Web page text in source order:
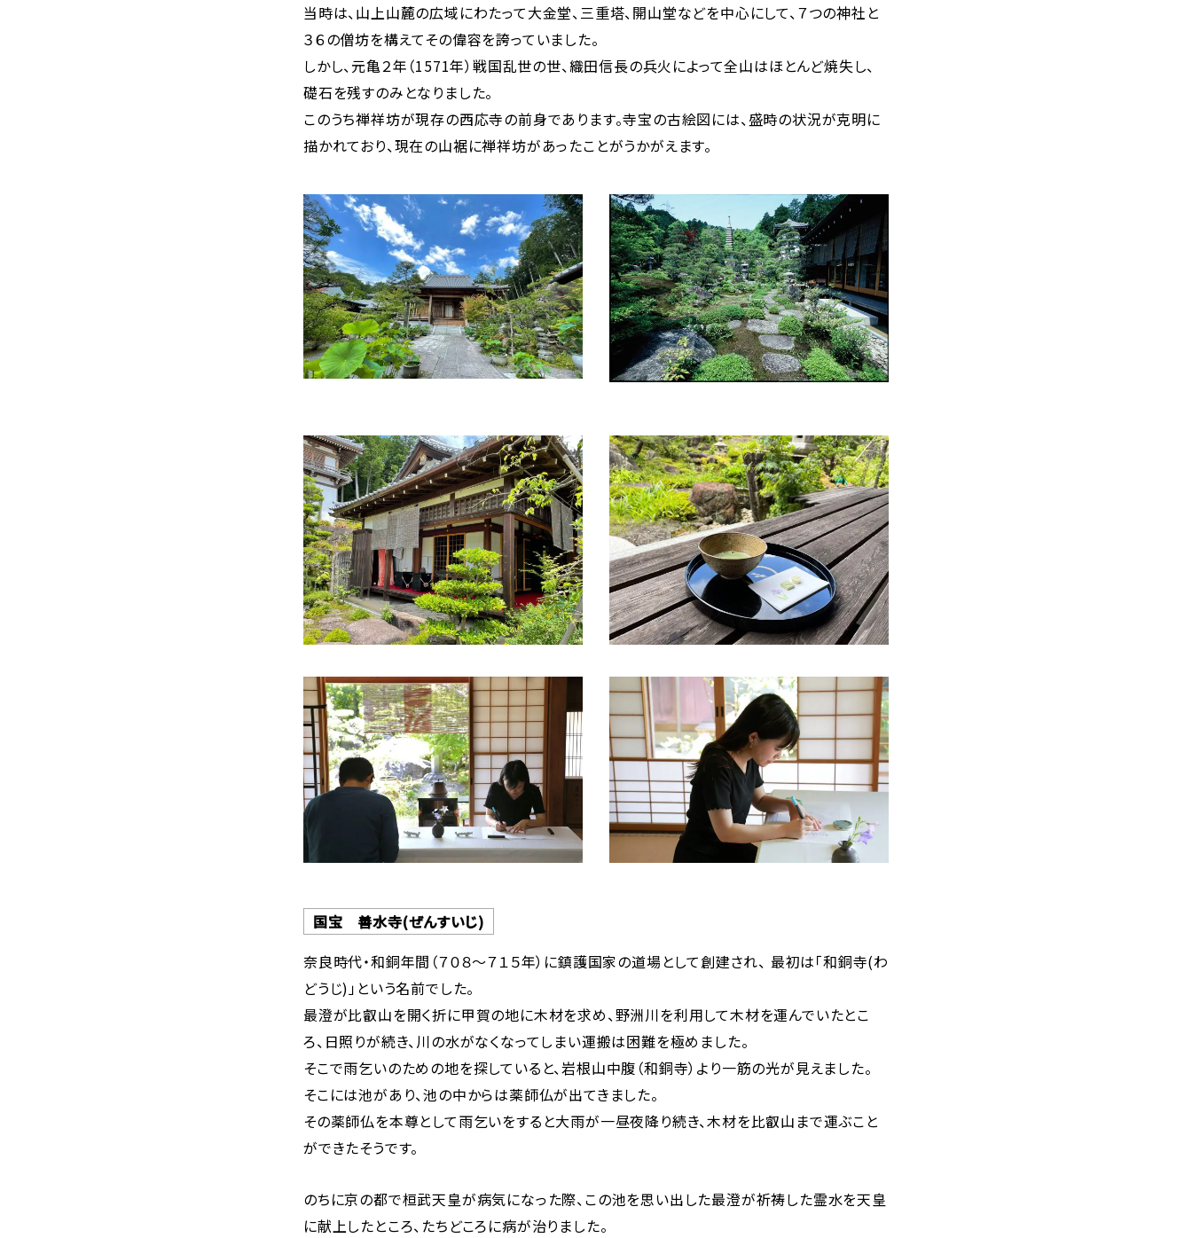
当時は、山上山麓の広域にわたって大金堂、三重塔、開山堂などを中心にして、７つの神社と
３６の僧坊を構えてその偉容を誇っていました。
しかし、元亀２年（1571年）戦国乱世の世、織田信長の兵火によって全山はほとんど焼失し、
礎石を残すのみとなりました。
このうち禅祥坊が現存の西応寺の前身であります。寺宝の古絵図には、盛時の状況が克明に
描かれており、現在の山裾に禅祥坊があったことがうかがえます。
国宝 善水寺(ぜんすいじ)
奈良時代・和銅年間（７０８～７１５年）に鎮護国家の道場として創建され、 最初は「和銅寺(わ
どうじ)」という名前でした。
最澄が比叡山を開く折に甲賀の地に木材を求め、野洲川を利用して木材を運んでいたとこ
ろ、日照りが続き、川の水がなくなってしまい運搬は困難を極めました。
そこで雨乞いのための地を探していると、岩根山中腹（和銅寺）より一筋の光が見えました。
そこには池があり、池の中からは薬師仏が出てきました。
その薬師仏を本尊として雨乞いをすると大雨が一昼夜降り続き、木材を比叡山まで運ぶこと
ができたそうです。
のちに京の都で桓武天皇が病気になった際、この池を思い出した最澄が祈祷した霊水を天皇
に献上したところ、たちどころに病が治りました。